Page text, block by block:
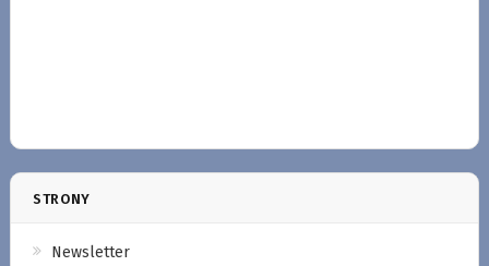
STRONY
Newsletter